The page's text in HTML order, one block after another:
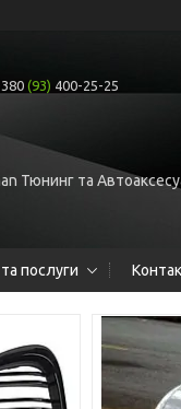
(93) 400-25-25
Тюнинг та
послуги